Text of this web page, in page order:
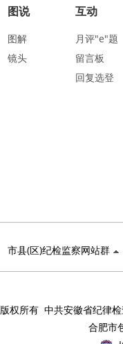
图说
图解
镜头
互动
月评"e"题
留言板
回复选登
市县(区)纪检监察网站群
版权所有 中共安徽省纪律
合肥市